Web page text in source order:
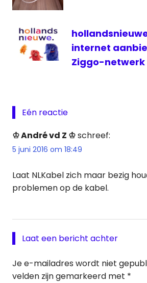
internet
Ziggo-netwerk
Eén reactie
♔ André vd Z ♔schreef:
5 juni 2016 om 18:49
Laat NLKabel zich maar bezig
problemen op de kabel.
Laat een bericht achter
Je e-mailadres wordt niet
velden zijn gemarkeerd met *